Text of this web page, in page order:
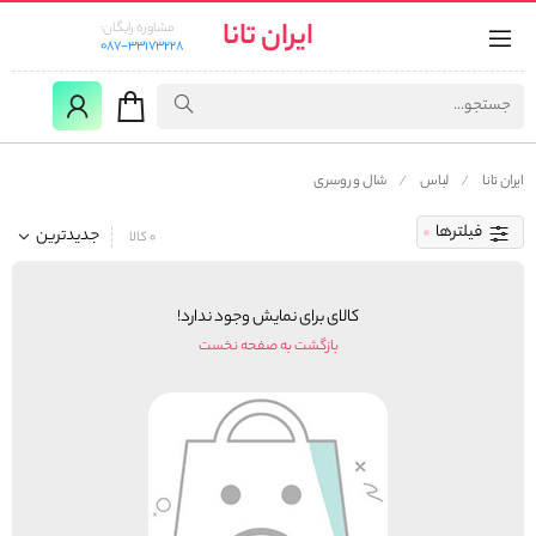
ایران تانا
مشاوره رایگان:
087-33173228
ایران تانا لباس شال و روسری
فیلترها جدیدترین 0 کالا
کالای برای نمایش وجود ندارد!
بازگشت به صفحه نخست